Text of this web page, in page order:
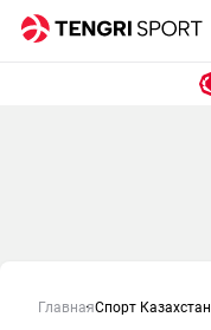
ГлавнаяСпорт Казахстан